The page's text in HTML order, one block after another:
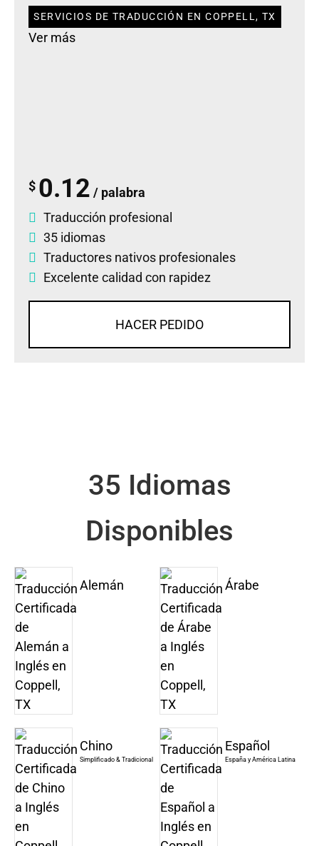
SERVICIOS DE TRADUCCIÓN EN COPPELL, TX
Ver más
$ 0.12 / palabra
Traducción profesional
35 idiomas
Traductores nativos profesionales
Excelente calidad con rapidez
HACER PEDIDO
35 Idiomas
Disponibles
Alemán Árabe
Chino
Simplificado & Tradicional
Español
España y América Latina